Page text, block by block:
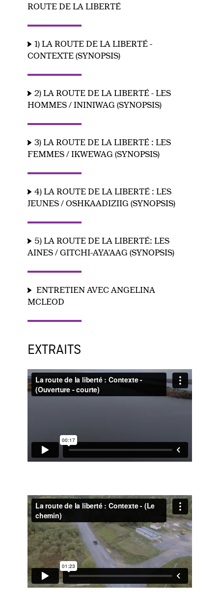
ROUTE DE LA LIBERTÉ
1) LA ROUTE DE LA LIBERTÉ -
CONTEXTE (SYNOPSIS)
2) LA ROUTE DE LA LIBERTÉ - LES
HOMMES / ININIWAG (SYNOPSIS)
3) LA ROUTE DE LA LIBERTÉ : LES
FEMMES / IKWEWAG (SYNOPSIS)
4) LA ROUTE DE LA LIBERTÉ : LES
JEUNES / OSHKAADIZIIG (SYNOPSIS)
5) LA ROUTE DE LA LIBERTÉ: LES
AINES / GITCHI-AYA'AAG (SYNOPSIS)
ENTRETIEN AVEC ANGELINA
MCLEOD
EXTRAITS